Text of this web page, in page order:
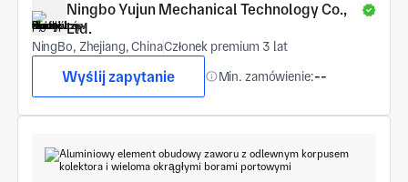
Ningbo Yujun Mechanical Technology Co.,
Ltd.
NingBo, Zhejiang, ChinaCzłonek premium 3 lat
Wyślij zapytanie Min. zamówienie:--